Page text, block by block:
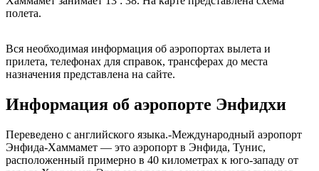
полета.
Вся необходимая информация об аэропортах вылета и
прилета, телефонах для справок, трансферах до места
назначения представлена на сайте.
Информация об аэропорте Энфидхи
Переведено с английского языка.-Международный аэропорт
Энфида-Хаммамет — это аэропорт в Энфида, Тунис,
расположенный примерно в 40 километрах к юго-западу от